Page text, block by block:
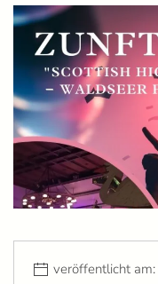
veröffentlicht am: